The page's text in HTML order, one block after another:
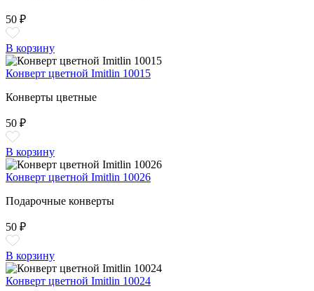
50 ₽
В корзину
Конверт цветной Imitlin 10015
Конверты цветные
50 ₽
В корзину
Конверт цветной Imitlin 10026
Подарочные конверты
50 ₽
В корзину
Конверт цветной Imitlin 10024